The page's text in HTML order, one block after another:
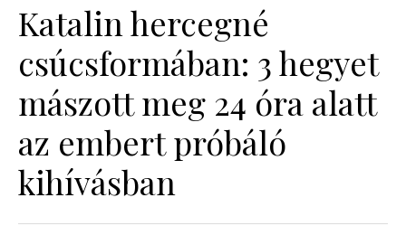
SZÉPSÉG
ÉLETMÓD
Katalin hercegné
csúcsformában: 3 hegyet
mászott meg 24 óra alatt
az embert próbáló
kihívásban